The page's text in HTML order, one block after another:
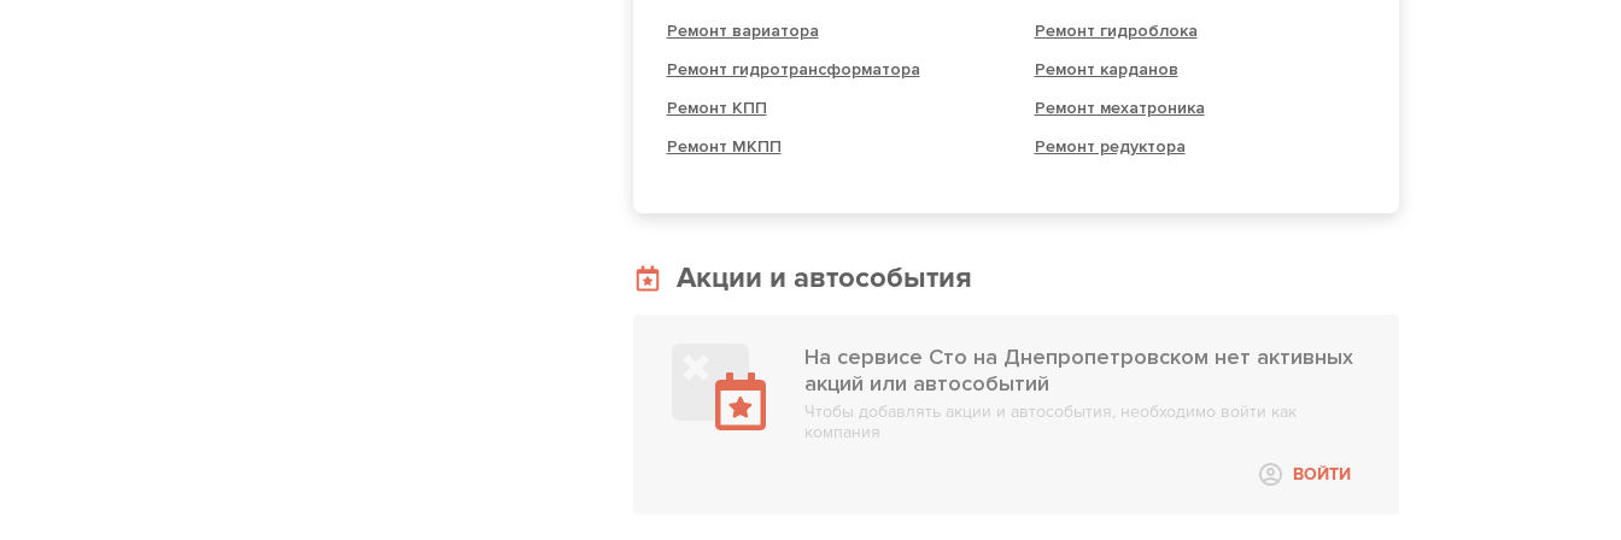
Ремонт вариатора
Ремонт гидроблока
Ремонт гидротрансформатора
Ремонт карданов
Ремонт КПП
Ремонт мехатроника
Ремонт МКПП
Ремонт редуктора
Акции и автособытия
На сервисе Сто на Днепропетровском нет активных
акций или автособытий
Чтобы добавлять акции и автособытия, необходимо войти как
компания
ВОЙТИ